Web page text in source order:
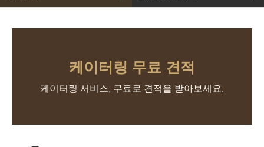
케이터링 무료 견적
케이터링 서비스, 무료로 견적을 받아보세요.